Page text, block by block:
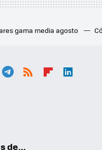
gama media agosto
de...